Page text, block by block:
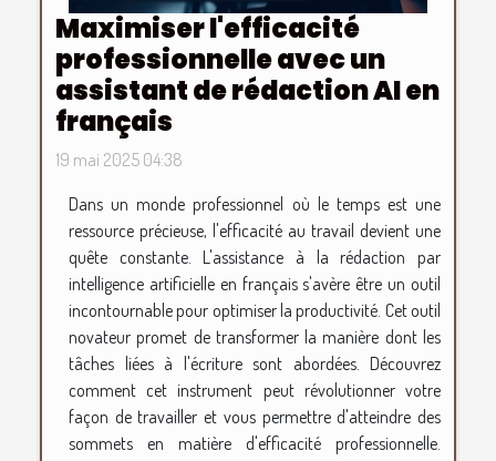
Maximiser l'efficacité
professionnelle avec un
assistant de rédaction AI en
français
19 mai 2025 04:38
Dans un monde professionnel où le temps est une
ressource précieuse, l'efficacité au travail devient une
quête constante. L'assistance à la rédaction par
intelligence artificielle en français s'avère être un outil
incontournable pour optimiser la productivité. Cet outil
novateur promet de transformer la manière dont les
tâches liées à l'écriture sont abordées. Découvrez
comment cet instrument peut révolutionner votre
façon de travailler et vous permettre d'atteindre des
sommets en matière d'efficacité professionnelle.